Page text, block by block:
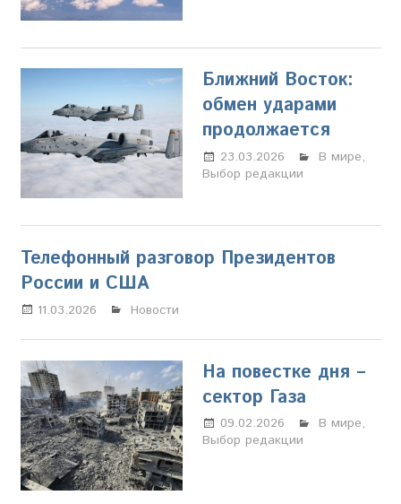
Ближний Восток:
обмен ударами
продолжается
23.03.2026
Марина
Щербакова
В мире,
Выбор редакции
Телефонный разговор Президентов
России и США
11.03.2026 Марина Щербакова
Новости
На повестке дня –
сектор Газа
09.02.2026
Настя
Свиридова
В мире,
Выбор редакции